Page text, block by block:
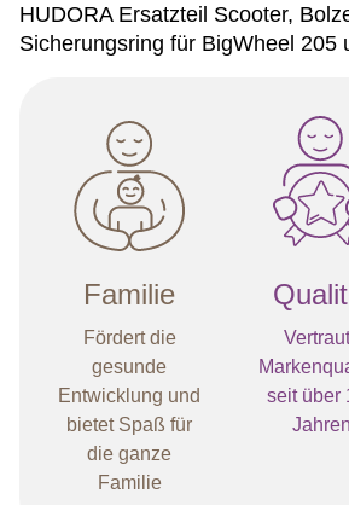
HUDORA Ersatzteil Scooter,
Sicherungsring für BigWheel 205
Familie
Fördert die
gesunde
Entwicklung und
bietet Spaß für
die ganze
Familie
seit über
Jahren